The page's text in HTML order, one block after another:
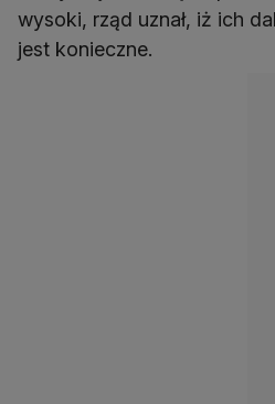
wysoki, rząd uznał, iż ich
jest konieczne.